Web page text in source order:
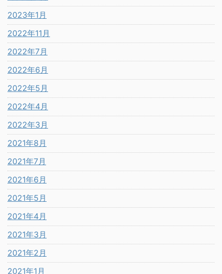
2023年1月
2022年11月
2022年7月
2022年6月
2022年5月
2022年4月
2022年3月
2021年8月
2021年7月
2021年6月
2021年5月
2021年4月
2021年3月
2021年2月
2021年1月